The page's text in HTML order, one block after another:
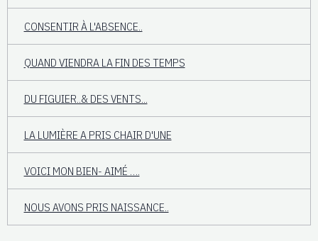
CONSENTIR À L'ABSENCE..
QUAND VIENDRA LA FIN DES TEMPS
DU FIGUIER..& DES VENTS...
LA LUMIÈRE A PRIS CHAIR D'UNE
VOICI MON BIEN- AIMÉ ….
NOUS AVONS PRIS NAISSANCE..